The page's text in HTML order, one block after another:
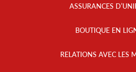
ASSURANCES
BOUTIQUE EN
RELATIONS AVEC LES